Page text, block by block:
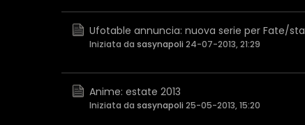
Ufotable annuncia: nuova serie per Fate/
Iniziata da sasynapoli 24-07-2013, 21:29
Anime: estate 2013
Iniziata da sasynapoli 25-05-2013, 15:20